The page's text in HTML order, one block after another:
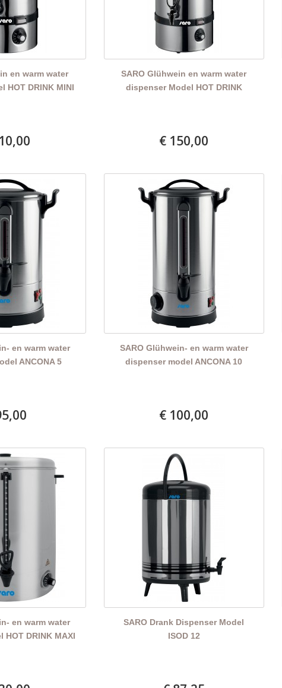
en warm water
HOT DRINK MINI
SARO Glühwein en warm water
dispenser Model HOT DRINK
€ 150,00
en warm water
ANCONA 5
SARO Glühwein- en warm water
dispenser model ANCONA 10
€ 100,00
en warm water
DRINK MAXI
SARO Drank Dispenser Model
ISOD 12